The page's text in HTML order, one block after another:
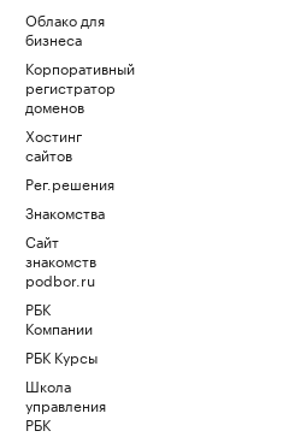
Облако для
бизнеса
Корпоративный
регистратор
доменов
Хостинг
сайтов
Рег.решения
Знакомства
Сайт
знакомств
podbor.ru
РБК
Компании
РБК Курсы
Школа
управления
РБК